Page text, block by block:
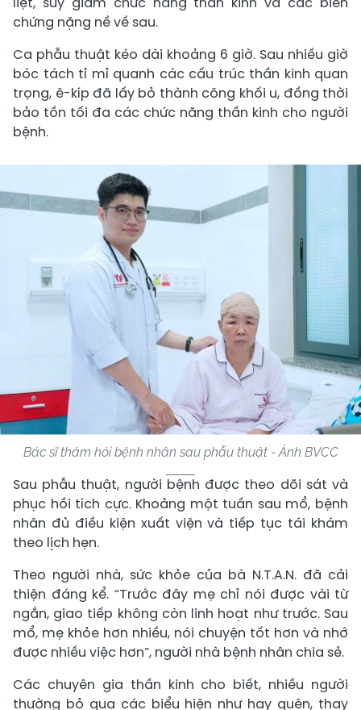
chứng nặng nề về sau.
Ca phẫu thuật kéo dài khoảng 6 giờ. Sau nhiều giờ
bóc tách tỉ mỉ quanh các cấu trúc thần kinh quan
trọng, ê-kíp đã lấy bỏ thành công khối u, đồng thời
bảo tồn tối đa các chức năng thần kinh cho người
bệnh.
Bác sĩ thăm hỏi bệnh nhân sau phẫu thuật - Ảnh BVCC
Sau phẫu thuật, người bệnh được theo dõi sát và
phục hồi tích cực. Khoảng một tuần sau mổ, bệnh
nhân đủ điều kiện xuất viện và tiếp tục tái khám
theo lịch hẹn.
Theo người nhà, sức khỏe của bà N.T.A.N. đã cải
thiện đáng kể. “Trước đây mẹ chỉ nói được vài từ
ngắn, giao tiếp không còn linh hoạt như trước. Sau
mổ, mẹ khỏe hơn nhiều, nói chuyện tốt hơn và nhớ
được nhiều việc hơn”, người nhà bệnh nhân chia sẻ.
Các chuyên gia thần kinh cho biết, nhiều người
thường bỏ qua các biểu hiện như hay quên, thay